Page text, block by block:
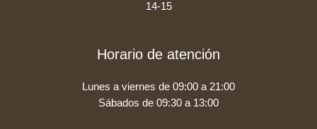
14-15
Horario de atención
Lunes a viernes de 09:00 a 21:00
Sábados de 09:30 a 13:00